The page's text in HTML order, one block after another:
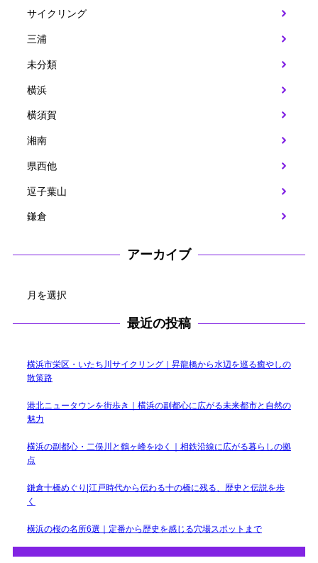
サイクリング
三浦
未分類
横浜
横須賀
湘南
県西他
逗子葉山
鎌倉
アーカイブ
カ
最近の投稿
横浜市栄区・いたち川サイクリング｜昇龍橋から水辺を巡る癒やしの
散策路
港北ニュータウンを街歩き｜横浜の副都心に広がる未来都市と自然の
魅力
横浜の副都心・二俣川と鶴ヶ峰をゆく｜相鉄沿線に広がる暮らしの拠
点
鎌倉十橋めぐり|江戸時代から伝わる十の橋に残る、歴史と伝説を歩
く
横浜の桜の名所6選｜定番から歴史を感じる穴場スポットまで